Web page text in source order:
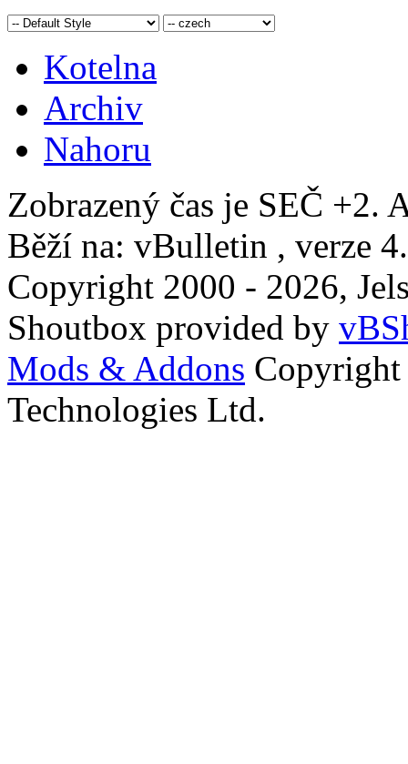
Kotelna
Archiv
Nahoru
Zobrazený čas je SEČ +2.
Běží na: vBulletin , verze
Copyright 2000 - 2026,
Shoutbox provided by
Mods & Addons
Technologies Ltd.